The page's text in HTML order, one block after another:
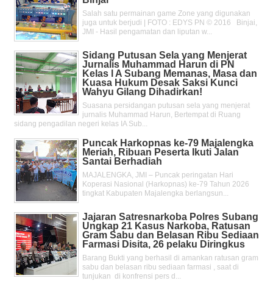
Salah satu permainan game Zone yang digunakan
juga untuk berjudi | FOTO : EDYS PN © 2016 Binjai,
JMI - Hasil pengamatan dan liputan w...
Sidang Putusan Sela yang Menjerat
Jurnalis Muhammad Harun di PN
Kelas l A Subang Memanas, Masa dan
Kuasa Hukum Desak Saksi Kunci
Wahyu Gilang Dihadirkan!
Suasana persidangan putusan sela yang menjerat
jurnalis Muhammad Harun, Bertempat di Ruang
sidang pengadilan negeri kelas IA Sub...
Puncak Harkopnas ke-79 Majalengka
Meriah, Ribuan Peserta Ikuti Jalan
Santai Berhadiah
MAJALENGKA, JMI – Puncak peringatan Hari
Koperasi Nasional (Harkopnas) ke-79 Tahun 2026
tingkat Kabupaten Majalengka berlangsun...
Jajaran Satresnarkoba Polres Subang
Ungkap 21 Kasus Narkoba, Ratusan
Gram Sabu dan Belasan Ribu Sediaan
Farmasi Disita, 26 pelaku Diringkus
Barang Bukti yang berhasil di amankan ratusan gram
sabu dan belasan ribu sediaan farmasi , saat di
tunjukan di konfrensi pers d...